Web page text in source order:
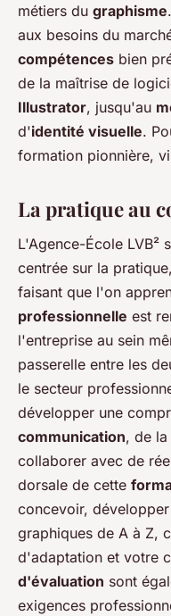
métiers du graphisme
aux besoins du
compétences bien
de la maîtrise de
Illustrator, jusqu'au
d'identité visuelle.
formation pionnière,
La pratique au
L'Agence-École LVB²
centrée sur la
faisant que l'on
professionnelle est
l'entreprise au sein
passerelle entre les
le secteur
développer une
communication, de
collaborer avec de
dorsale de cette
concevoir,
graphiques de A à Z,
d'adaptation et votre
d'évaluation sont
exigences